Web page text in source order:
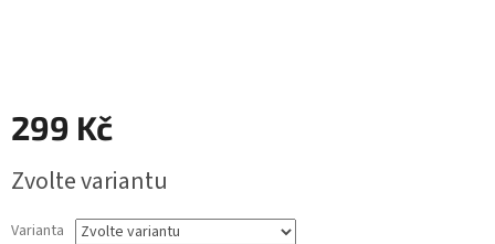
299 Kč
cena:
Zvolte variantu
Varianta